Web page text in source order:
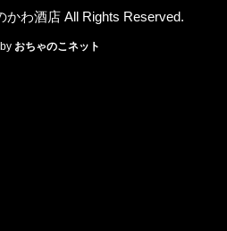
かわ酒店 All Rights Reserved.
おちゃのこネット